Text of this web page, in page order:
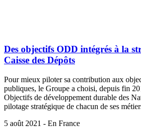
Des objectifs ODD intégrés à la
Caisse des Dépôts
Pour mieux piloter sa contribution aux
publiques, le Groupe a choisi, depuis fin
Objectifs de développement durable des
pilotage stratégique de chacun de ses
5 août 2021 - En France